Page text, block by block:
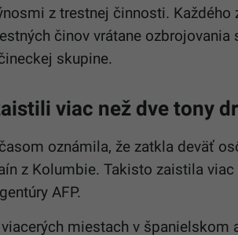
z trestnej činnosti. Každého
činov vrátane ozbrojovania
skupine.
viac než dve tony
oznámila, že zatkla deväť
z Kolumbie. Takisto zaistila viac
AFP.
miestach v španielskom